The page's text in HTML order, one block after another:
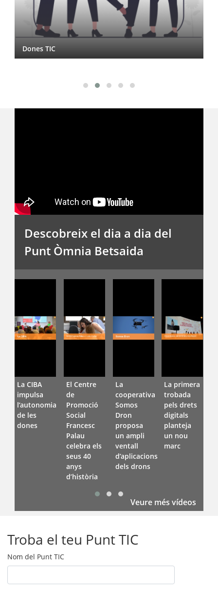
Dones TIC
Descobreix el dia a dia del
Punt Òmnia Betsaida
La CIBA
impulsa
l’autonomia
de les
dones
El Centre
de
Promoció
Social
Francesc
Palau
celebra els
seus 40
anys
d’història
La
cooperativa
Somos
Dron
proposa
un ampli
ventall
d’aplicacions
dels drons
La primera
trobada
pels drets
digitals
planteja
un nou
marc
Veure més vídeos
Troba el teu Punt TIC
Nom del Punt TIC